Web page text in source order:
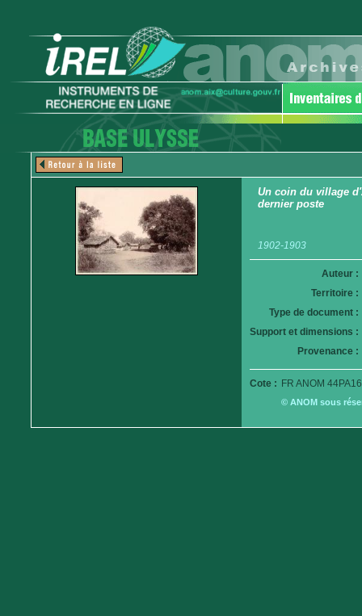
Un coin du village
dernier poste
1902-1903
Auteur :
Territoire :
Type de document :
Support et dimensions :
Provenance :
Cote : FR ANOM
© ANOM sous